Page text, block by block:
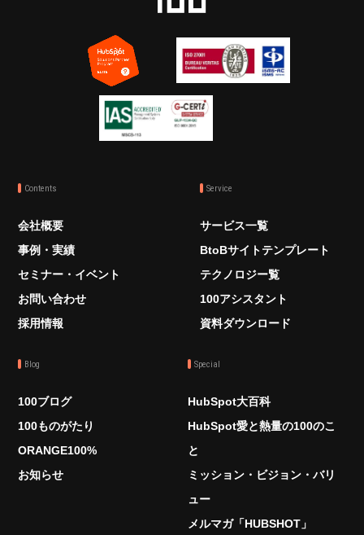
Contents
会社概要
事例・実績
セミナー・イベント
お問い合わせ
採用情報
Service
サービス一覧
BtoBサイトテンプレート
テクノロジー覧
100アシスタント
資料ダウンロード
Blog
100ブログ
100ものがたり
ORANGE100%
お知らせ
Special
HubSpot大百科
HubSpot愛と熱量の100のこ
と
ミッション・ビジョン・バリ
ュー
メルマガ「HUBSHOT」